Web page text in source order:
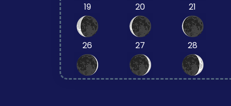
19 20 21
26 27 28